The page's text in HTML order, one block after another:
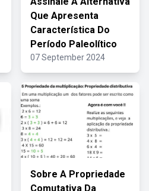
Que Apresenta
Característica Do
Período Paleolítico
07 September 2024
Sobre A Propriedade
Comutativa Da